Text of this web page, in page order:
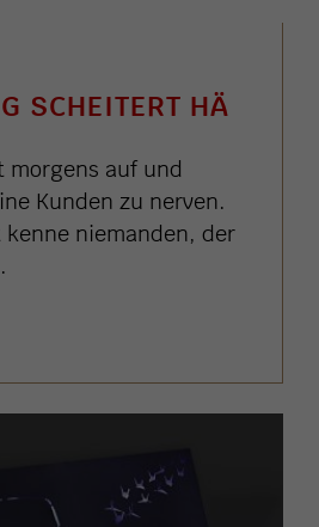
SCHEITERT HÄ
morgens auf und
Kunden zu nerven.
niemanden, der